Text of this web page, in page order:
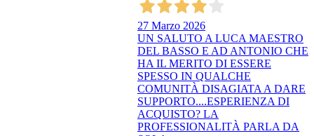
27 Marzo 2026
UN SALUTO A LUCA MAESTRO
DEL BASSO E AD ANTONIO CHE
HA IL MERITO DI ESSERE
SPESSO IN QUALCHE
COMUNITÀ DISAGIATA A DARE
SUPPORTO....ESPERIENZA DI
ACQUISTO? LA
PROFESSIONALITÀ PARLA DA